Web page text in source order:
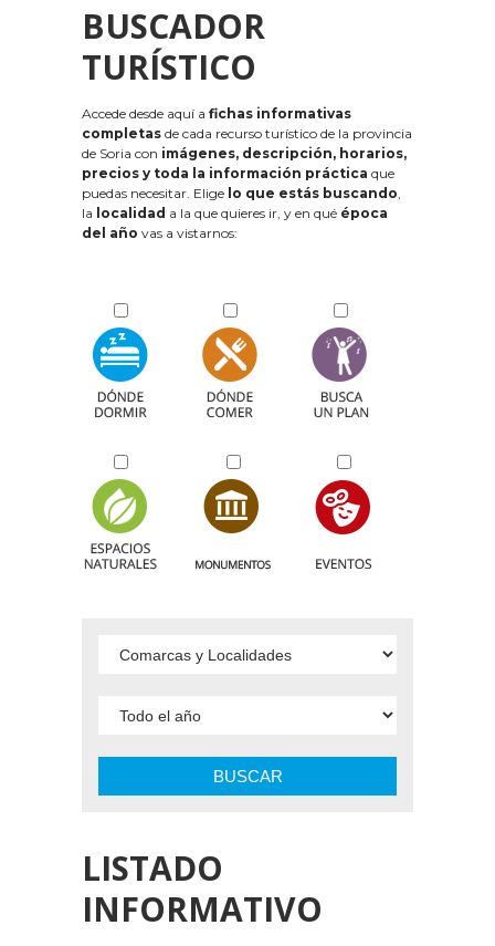
BUSCADOR
TURÍSTICO
Accede desde aquí a fichas informativas
completas de cada recurso turístico de la provincia
de Soria con imágenes, descripción, horarios,
precios y toda la información práctica que
puedas necesitar. Elige lo que estás buscando,
la localidad a la que quieres ir, y en qué época
del año vas a vistarnos:
BUSCAR
LISTADO
INFORMATIVO